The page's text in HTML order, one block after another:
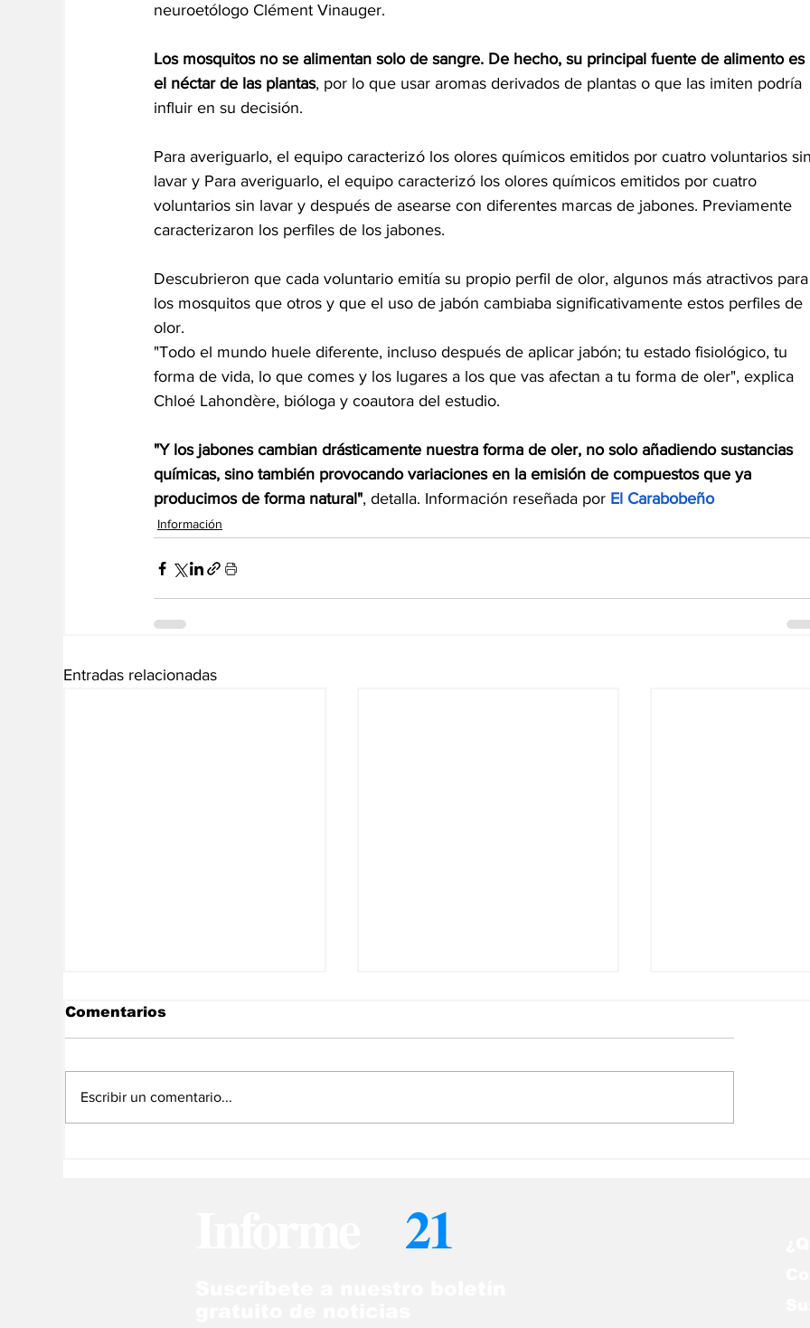
neuroetólogo Clément Vinauger.
Los mosquitos no se alimentan solo de sangre. De hecho, su principal fuente de alimento es
el néctar de las plantas, por lo que usar aromas derivados de plantas o que las imiten podría
influir en su decisión.
Para averiguarlo, el equipo caracterizó los olores químicos emitidos por cuatro voluntarios
lavar y Para averiguarlo, el equipo caracterizó los olores químicos emitidos por cuatro
voluntarios sin lavar y después de asearse con diferentes marcas de jabones. Previamente
caracterizaron los perfiles de los jabones.
Descubrieron que cada voluntario emitía su propio perfil de olor, algunos más atractivos
los mosquitos que otros y que el uso de jabón cambiaba significativamente estos perfiles de
olor.
"Todo el mundo huele diferente, incluso después de aplicar jabón; tu estado fisiológico, tu
forma de vida, lo que comes y los lugares a los que vas afectan a tu forma de oler", explica
Chloé Lahondère, bióloga y coautora del estudio.
"Y los jabones cambian drásticamente nuestra forma de oler, no solo añadiendo sustancias
químicas, sino también provocando variaciones en la emisión de compuestos que ya
producimos de forma natural", detalla. Información reseñada por El Carabobeño
Información
Entradas relacionadas
Comentarios
Escribir un comentario...
21